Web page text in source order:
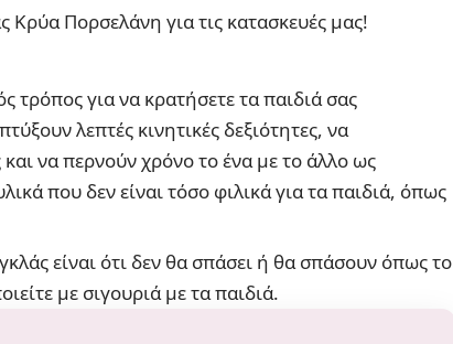
Κρύα Πορσελάνη για τις κατασκευές μας!
τρόπος για να κρατήσετε τα παιδιά σας
λεπτές κινητικές δεξιότητες, να
να περνούν χρόνο το ένα με το άλλο ως
που δεν είναι τόσο φιλικά για τα παιδιά, όπως
είναι ότι δεν θα σπάσει ή θα σπάσουν όπως το
με σιγουριά με τα παιδιά.